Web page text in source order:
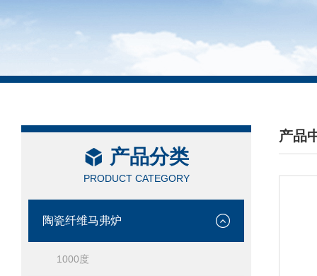
产品分类
PRODUCT CATEGORY
陶瓷纤维马弗炉
1000度
产品
/